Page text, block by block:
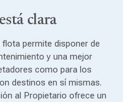
clara
permite disponer de
y una mejor
como para los
destinos en sí mismas.
al Propietario ofrece un